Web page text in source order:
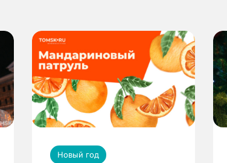
Новый год